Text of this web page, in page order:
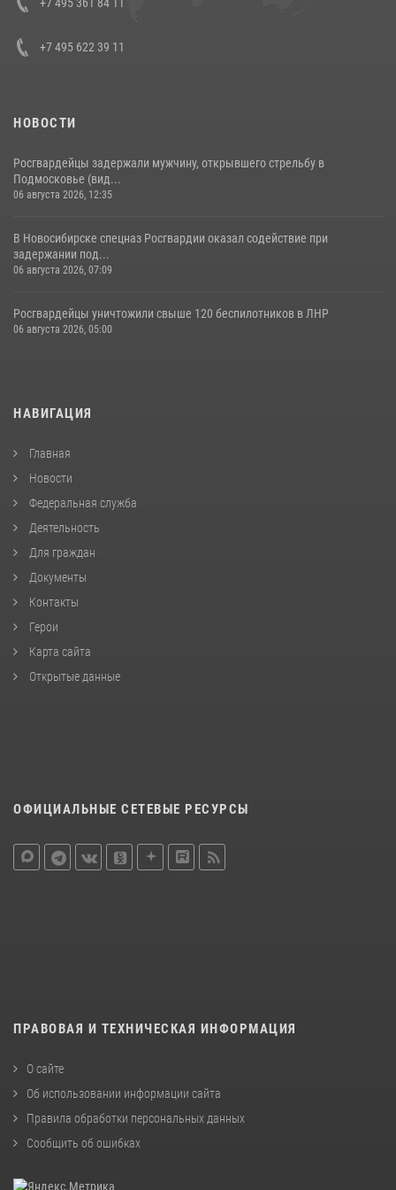
+7 495 622 39 11
НОВОСТИ
Росгвардейцы задержали мужчину, открывшего стрельбу в
Подмосковье (вид...
06 августа 2026, 12:35
В Новосибирске спецназ Росгвардии оказал содействие при
задержании под...
06 августа 2026, 07:09
Росгвардейцы уничтожили свыше 120 беспилотников в ЛНР
06 августа 2026, 05:00
НАВИГАЦИЯ
Главная
Новости
Федеральная служба
Деятельность
Для граждан
Документы
Контакты
Герои
Карта сайта
Открытые данные
ОФИЦИАЛЬНЫЕ СЕТЕВЫЕ РЕСУРСЫ
ПРАВОВАЯ И ТЕХНИЧЕСКАЯ ИНФОРМАЦИЯ
О сайте
Об использовании информации сайта
Правила обработки персональных данных
Сообщить об ошибках